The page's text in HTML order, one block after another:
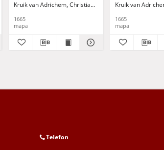
1585)
Kruik van Adrichem, Christian (1533-1585)
1665
mapa
jordfanem.
Kruik van
1665
mapa
Telefon